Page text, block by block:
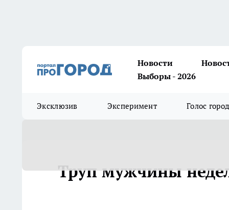
Новости
Выборы - 2026
Эксклюзив Эксперимент Голос
Труп мужчины